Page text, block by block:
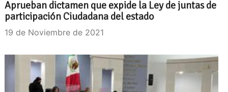
Aprueban dictamen que expide la Ley de juntas de
participación Ciudadana del estado
19 de Noviembre de 2021